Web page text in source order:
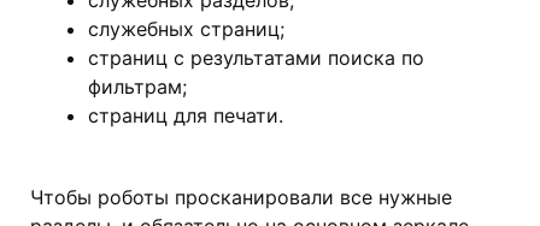
служебных страниц;
страниц с результатами поиска по
фильтрам;
страниц для печати.
Чтобы роботы просканировали все нужные